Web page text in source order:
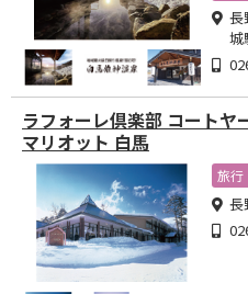
長
城
ラフォーレ倶楽部 コートヤ
マリオット 白馬
旅行
長